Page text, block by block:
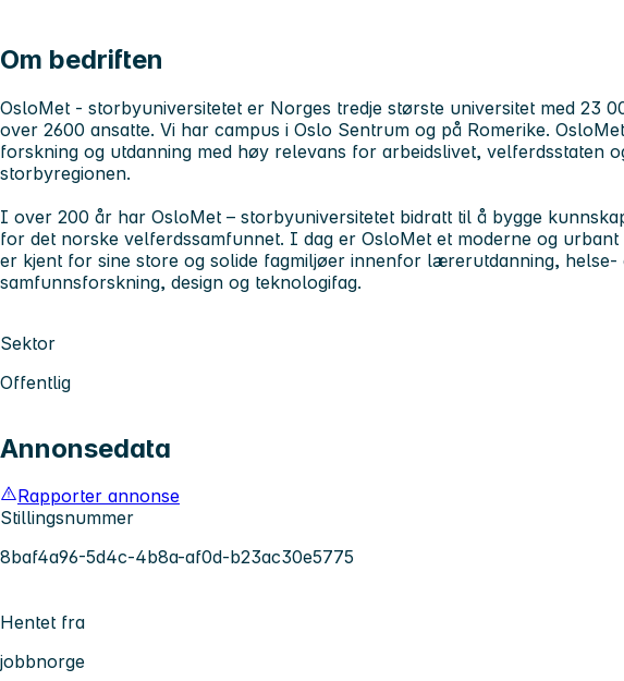
Om bedriften
OsloMet - storbyuniversitetet er Norges tredje største universitet med 23
over 2600 ansatte. Vi har campus i Oslo Sentrum og på Romerike.
forskning og utdanning med høy relevans for arbeidslivet, velferdsstaten
storbyregionen.
I over 200 år har OsloMet – storbyuniversitetet bidratt til å bygge
for det norske velferdssamfunnet. I dag er OsloMet et moderne og urbant
er kjent for sine store og solide fagmiljøer innenfor lærerutdanning, helse-
samfunnsforskning, design og teknologifag.
Sektor
Offentlig
Annonsedata
Rapporter annonse
Stillingsnummer
8baf4a96-5d4c-4b8a-af0d-b23ac30e5775
Hentet fra
jobbnorge